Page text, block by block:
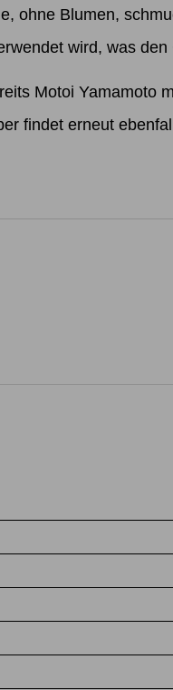
ohne Blumen,
wird, was
Motoi Yamamoto
findet erneut